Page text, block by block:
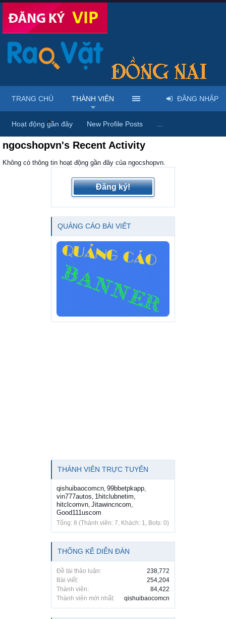
Trang chủ Thành viên
ngocshopvn's Recent Activity
Không có thông tin hoạt động gần đây của ngocshopvn.
Đăng ký!
QUẢNG CÁO BÀI VIẾT
THÀNH VIÊN TRỰC TUYẾN
qishuibaocomcn, 99bbetpkapp,
vin777autos, 1hitclubnetim,
hitclcomvn, Jitawincncom,
Good111uscom
Tổng: 8 (Thành viên: 7, Khách: 1, Bots: 0)
THỐNG KÊ DIỄN ĐÀN
Đề tài thảo luận:
238,772
Bài viết:
254,204
Thành viên:
84,422
Thành viên mới nhất:
qishuibaocomcn
TRANG CHỦ THÀNH VIÊN
Hoạt động gần đây New Profile Posts
ĐĂNG NHẬP